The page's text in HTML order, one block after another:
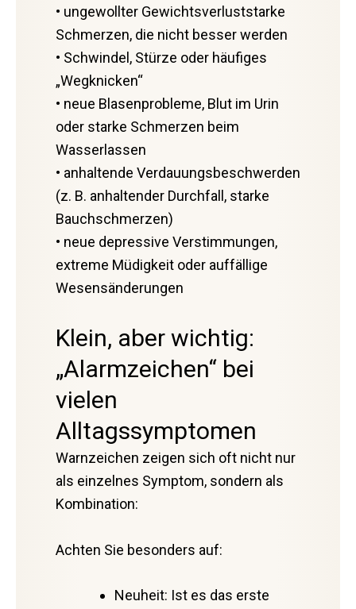
• ungewollter Gewichtsverluststarke
Schmerzen, die nicht besser werden
• Schwindel, Stürze oder häufiges
„Wegknicken“
• neue Blasenprobleme, Blut im Urin
oder starke Schmerzen beim
Wasserlassen
• anhaltende Verdauungsbeschwerden
(z. B. anhaltender Durchfall, starke
Bauchschmerzen)
• neue depressive Verstimmungen,
extreme Müdigkeit oder auffällige
Wesensänderungen
Klein, aber wichtig:
„Alarmzeichen“ bei
vielen
Alltagssymptomen
Warnzeichen zeigen sich oft nicht nur
als einzelnes Symptom, sondern als
Kombination:
Achten Sie besonders auf:
Neuheit: Ist es das erste